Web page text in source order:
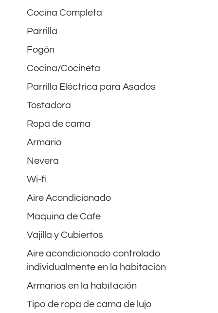
Cocina Completa
Parrilla
Fogón
Cocina/Cocineta
Parrilla Eléctrica para Asados
Tostadora
Ropa de cama
Armario
Nevera
Wi-fi
Aire Acondicionado
Maquina de Cafe
Vajilla y Cubiertos
Aire acondicionado controlado
individualmente en la habitación
Armarios en la habitación
Tipo de ropa de cama de lujo